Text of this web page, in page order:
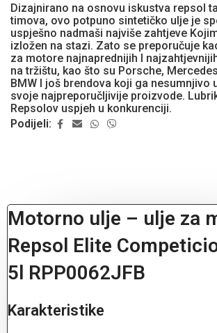
Dizajnirano na osnovu iskustva repsol
timova, ovo potpuno sintetičko ulje je
uspješno nadmaši najviše zahtjeve
izložen na stazi. Zato se preporučuje
za motore najnaprednijih I
na tržištu, kao što su Porsche,
BMW I još brendova koji ga nesumnjivo
svoje najpreporučljivije proizvode.
Repsolov uspjeh u konkurenciji.
Podijeli:
Motorno ulje – ulje za
Repsol Elite
5l RPP0062JFB
Karakteristike